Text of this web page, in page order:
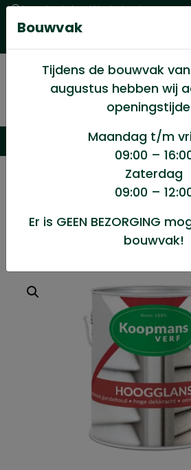
Levering in heel Nederland
Goede kwaliteitsproducten met een
Verf en Verfwaren/
Hoogglans 485 parelwit 250ml
Hoogglans 485
Bouwvak
Tijdens de bouwvak
augustus hebben wij
Maandag t/m
09:00 –
Zaterdag
09:00 –
Er is GEEN BEZORGING
bouwvak!